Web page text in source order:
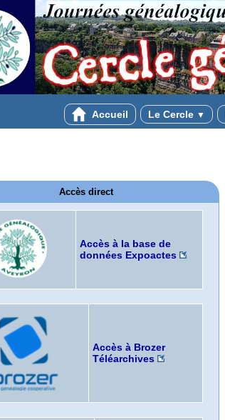
Accueil Le Cercle ▼
Accès direct
Accès à la base de
données Expoactes
Accès à Brozer
Téléarchives